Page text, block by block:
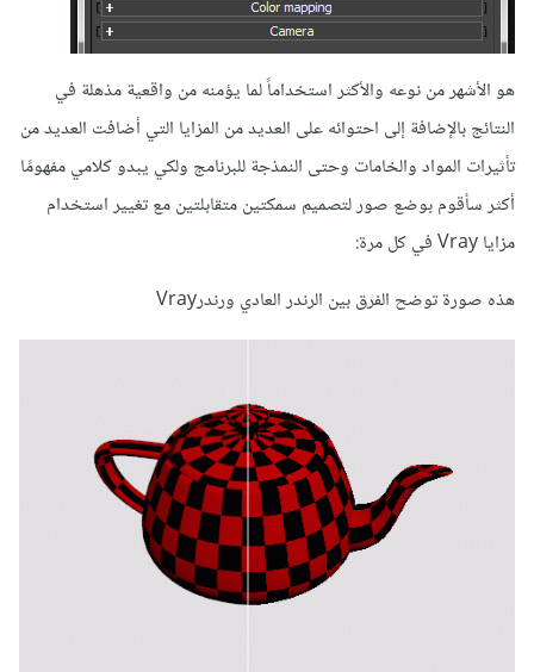
هو الأشهر من نوعه والأكثر استخداماً لما يؤمنه من واقعية مذهلة في
النتائج بالإضافة إلى احتوائه على العديد من المزايا التي أضافت العديد من
تأثيرات المواد والخامات وحتى النمذجة للبرنامج ولكي يبدو كلامي مفهومًا
أكثر سأقوم بوضع صور لتصميم سمكتين متقابلتين مع تغيير استخدام
مزايا Vray في كل مرة:
هذه صورة توضح الفرق بين الرندر العادي ورندرVray